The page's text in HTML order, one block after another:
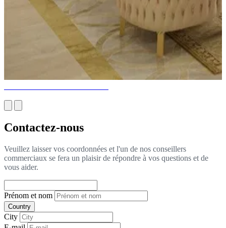
Contactez-nous
Veuillez laisser vos coordonnées et l'un de nos conseillers
commerciaux se fera un plaisir de répondre à vos questions et de
vous aider.
Prénom et nom
Country
City